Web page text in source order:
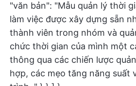
"văn bản": "Mẫu quản lý thời
làm việc được xây dựng sẵn
thành viên trong nhóm và
chức thời gian của mình một
thông qua các chiến lược
hợp, các mẹo tăng năng suất